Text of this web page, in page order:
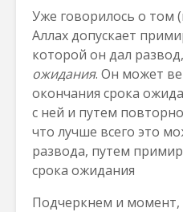
Уже говорилось о том
Аллах допускает
которой он дал развод,
ожидания. Он может
окончания срока
с ней и путем
что лучше всего это
развода, путем
срока ожидания
Подчеркнем и момент,